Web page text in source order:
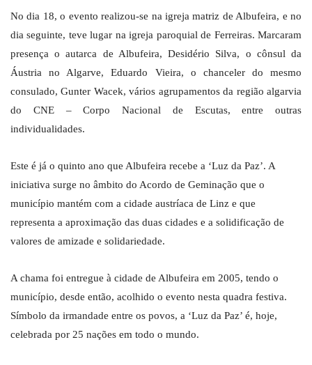
No dia 18, o evento realizou-se na igreja matriz de Albufeira, e no
dia seguinte, teve lugar na igreja paroquial de Ferreiras. Marcaram
presença o autarca de Albufeira, Desidério Silva, o cônsul da
Áustria no Algarve, Eduardo Vieira, o chanceler do mesmo
consulado, Gunter Wacek, vários agrupamentos da região algarvia
do CNE – Corpo Nacional de Escutas, entre outras
individualidades.
Este é já o quinto ano que Albufeira recebe a ‘Luz da Paz’. A
iniciativa surge no âmbito do Acordo de Geminação que o
município mantém com a cidade austríaca de Linz e que
representa a aproximação das duas cidades e a solidificação de
valores de amizade e solidariedade.
A chama foi entregue à cidade de Albufeira em 2005, tendo o
município, desde então, acolhido o evento nesta quadra festiva.
Símbolo da irmandade entre os povos, a ‘Luz da Paz’ é, hoje,
celebrada por 25 nações em todo o mundo.